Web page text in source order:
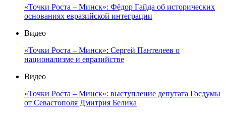
«Точки Роста – Минск»: Фёдор Гайда об исторических
основаниях евразийской интеграции
Видео
«Точки Роста – Минск»: Сергей Пантелеев о
национализме и евразийстве
Видео
«Точки Роста – Минск»: выступление депутата Госдумы
от Севастополя Дмитрия Белика